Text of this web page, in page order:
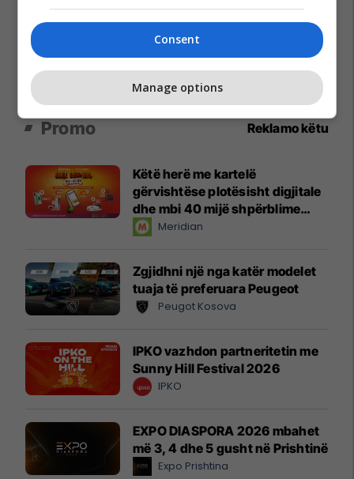
Promo Reklamo këtu
Këtë herë me kartelë
gërvishtëse plotësisht digjitale
dhe mbi 40 mijë shpërblime
instant!Meridian
Zgjidhni një nga katër modelet
tuaja të preferuara Peugeot
Peugot Kosova
IPKO vazhdon partneritetin me
Sunny Hill Festival 2026
IPKO
EXPO DIASPORA 2026 mbahet
më 3, 4 dhe 5 gusht në Prishtinë
Expo Prishtina
Consent
Manage options